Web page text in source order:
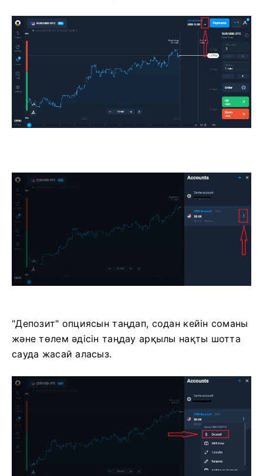
"Депозит" опциясын таңдап, содан кейін соманы
және төлем әдісін таңдау арқылы нақты шотта
сауда жасай аласыз.